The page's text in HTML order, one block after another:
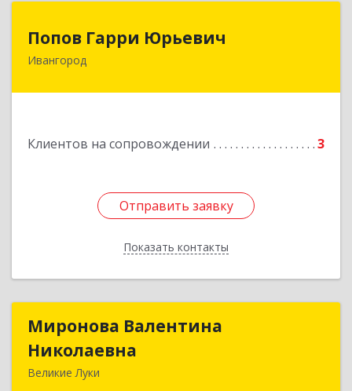
Попов Гарри Юрьевич
Ивангород
Клиентов на сопровождении 3
Отправить заявку
Показать контакты
Отправить заявку
Назад
Миронова Валентина
Николаевна
Великие Луки
Миронова Валентина